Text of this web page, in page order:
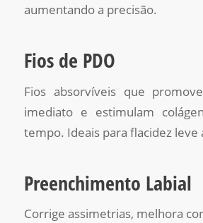
aumentando a precisão.
Fios de PDO
Fios absorvíveis que
imediato e estimulam
tempo. Ideais para flacidez leve
Preenchimento Labial
Corrige assimetrias, melhora